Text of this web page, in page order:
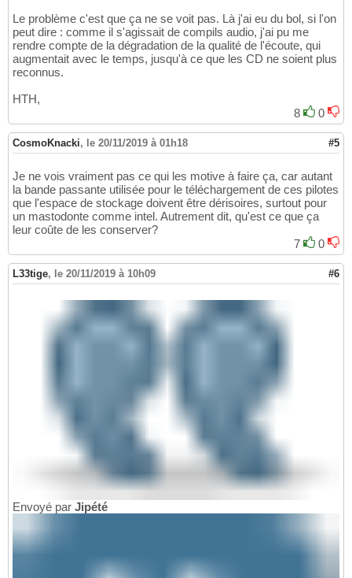
Le problème c'est que ça ne se voit pas. Là j'ai eu du bol, si l'on
peut dire : comme il s'agissait de compils audio, j'ai pu me
rendre compte de la dégradation de la qualité de l'écoute, qui
augmentait avec le temps, jusqu'à ce que les CD ne soient plus
reconnus.
HTH,
8
0
CosmoKnacki, le 20/11/2019 à 01h18 #5
Je ne vois vraiment pas ce qui les motive à faire ça, car autant
la bande passante utilisée pour le téléchargement de ces pilotes
que l'espace de stockage doivent être dérisoires, surtout pour
un mastodonte comme intel. Autrement dit, qu'est ce que ça
leur coûte de les conserver?
7
0
L33tige, le 20/11/2019 à 10h09 #6
Envoyé par Jipété